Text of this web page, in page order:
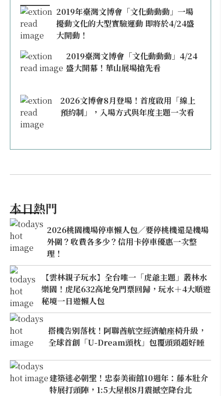
2019年臺灣文博會「文化動動動」一場
擾動文化的大型實驗運動 即將於4/24盛
大開動！
2019臺灣文博會「文化動動動」4/24
盛大開幕！華山展場搶先看
2026文博會8月登場！首度啟用「線上
預約制」，入場方式與年度主題一次看
本日熱門
2026桃園機場停車懶人包／要停桃機還是機場
外圍？收費各多少？信用卡停車優惠一次整
理！
【雲林親子玩水】全台唯一「虎爺主題」叢林水
樂園！虎尾632高地免門票回歸，玩水＋4大順遊
秘境一日遊懶人包
搭機告別落枕！阿聯酋航空經濟艙座椅升級，
全球首創「U-Dream頭枕」包覆頭頸超好睡
建築迷必朝聖！忠泰美術館10週年：藤本壯介
特展打頭陣，1:5大屋根8月震撼空降台北